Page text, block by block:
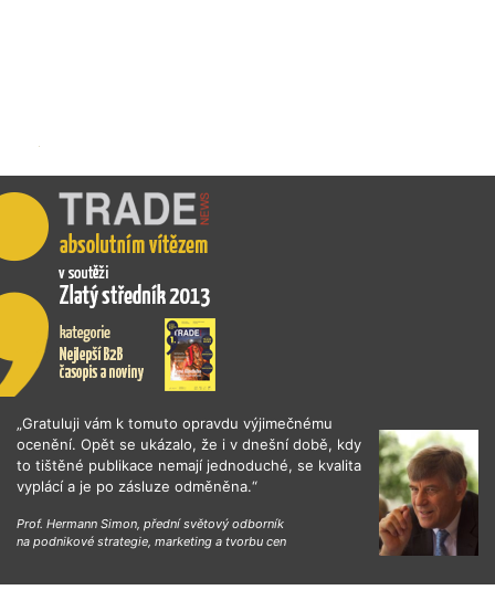
„Gratuluji vám k tomuto opravdu výjimečnému
ocenění. Opět se ukázalo, že i v dnešní době, kdy
to tištěné publikace nemají jednoduché, se kvalita
vyplácí a je po zásluze odměněna.“
Prof. Hermann Simon, přední světový odborník
na podnikové strategie, marketing a tvorbu cen